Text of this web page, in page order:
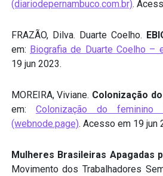
(diariodepernambuco.com.br).
FRAZÃO, Dilva. Duarte Coelho.
em: Biografia de Duarte Coelho –
19 jun 2023.
MOREIRA, Viviane. Colonização
em: Colonização do feminino
(webnode.page). Acesso em 19 jun
Mulheres Brasileiras Apagadas
Movimento dos Trabalhadores